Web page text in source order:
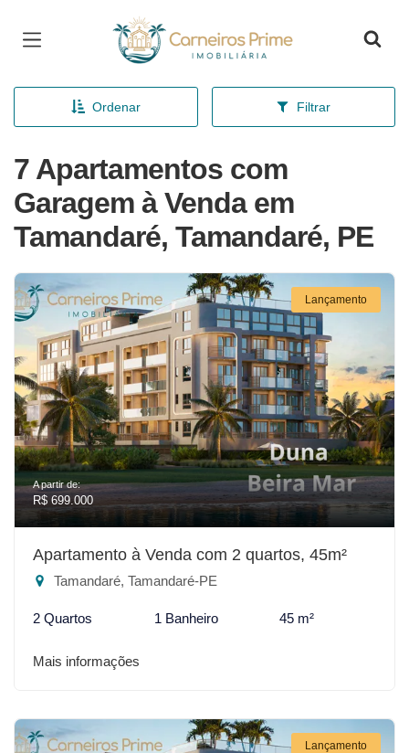
Página inicial
Ordenar Filtrar
7 Apartamentos com
Garagem à Venda em
Tamandaré, Tamandaré, PE
Lançamento
A partir de:
R$ 699.000
Apartamento à Venda com 2 quartos, 45m²
Tamandaré, Tamandaré-PE
2 Quartos 1 Banheiro 45 m²
Mais informações
Lançamento